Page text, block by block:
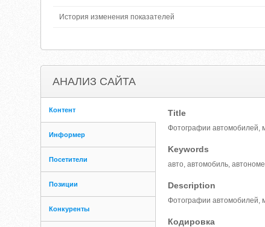
История изменения показателей
АНАЛИЗ САЙТА
Контент
Информер
Посетители
Позиции
Конкуренты
Title
Фотографии автомобилей,
Keywords
авто, автомобиль,
Description
Фотографии автомобилей,
Кодировка